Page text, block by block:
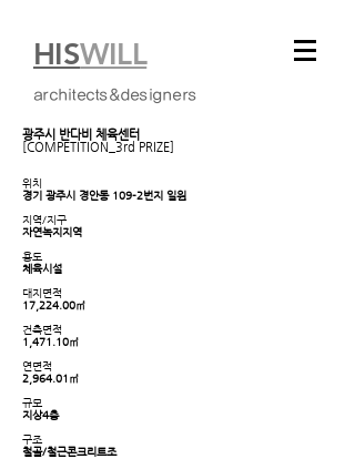
HISWILL
architects&designers
광주시 반다비 체육센터
[COMPETITION_3rd PRIZE]
위치
경기 광주시 경안동 109-2번지 일원
지역/지구
자연녹지지역
용도
체육시설
대지면적
17,224.00㎡
건축면적
1,471.10㎡
연면적
2,964.01㎡
규모
지상4층
구조
철골/철근콘크리트조